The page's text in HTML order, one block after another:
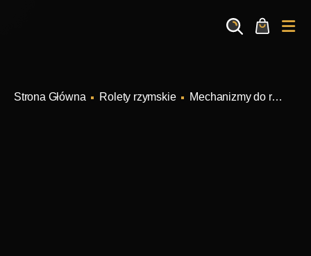
SearchCart
Rolety rzymskie Mechanizmy do rolet rzymskich łańcuszkowych AT430